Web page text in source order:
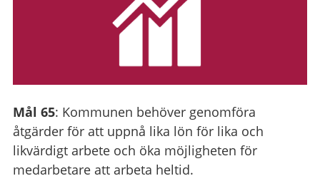
Mål 65: Kommunen behöver genomföra
åtgärder för att uppnå lika lön för lika och
likvärdigt arbete och öka möjligheten för
medarbetare att arbeta heltid.